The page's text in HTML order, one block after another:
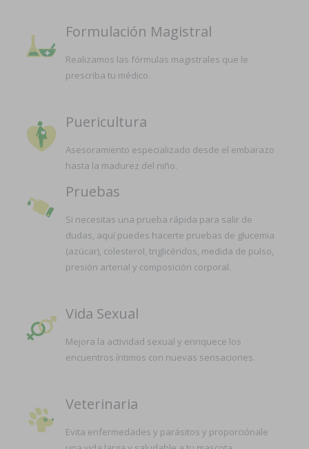
Formulación Magistral
Realizamos las fórmulas magistrales que le
prescriba tu médico.
Puericultura
Asesoramiento especializado desde el embarazo
hasta la madurez del niño.
Pruebas
Si necesitas una prueba rápida para salir de
dudas, aquí puedes hacerte pruebas de glucemia
(azúcar), colesterol, triglicéridos, medida de pulso,
presión arterial y composición corporal.
Vida Sexual
Mejora la actividad sexual y enriquece los
encuentros íntimos con nuevas sensaciones.
Veterinaria
Evita enfermedades y parásitos y proporciónale